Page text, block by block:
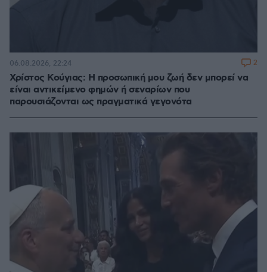
Χρίστος Κούγιας: Η προσωπική μου ζωή δεν μπορεί να
είναι αντικείμενο φημών ή σεναρίων που
παρουσιάζονται ως πραγματικά γεγονότα
06.08.2026, 22:24 2